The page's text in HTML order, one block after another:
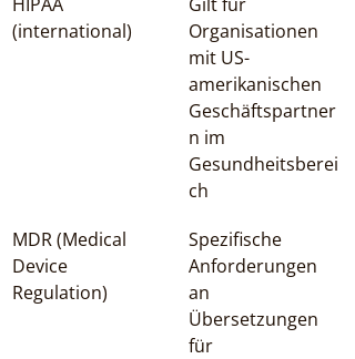
(international)
Organisationen
mit US-
amerikanischen
Geschäftspartner
n im
Gesundheitsberei
ch
MDR (Medical
Device
Regulation)
Spezifische
Anforderungen
an
Übersetzungen
für